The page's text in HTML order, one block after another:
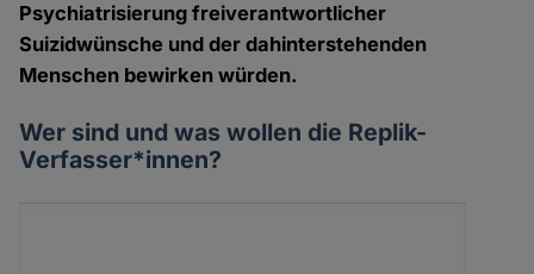
Psychiatrisierung freiverantwortlicher
Suizidwünsche und der dahinterstehenden
Menschen bewirken würden.
Wer sind und was wollen die Replik-
Verfasser*innen?